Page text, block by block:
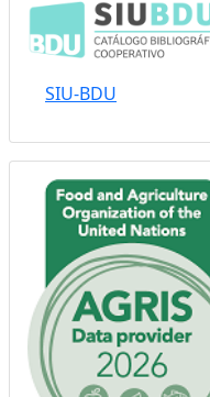
Sistema Nacional de
Repositorios
SIU-BDU